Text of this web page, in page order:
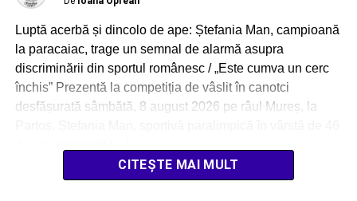
Luptă acerbă și dincolo de ape: Ștefania Man, campioană
la paracaiac, trage un semnal de alarmă asupra
discriminării din sportul românesc / „Este cumva un cerc
închis” Prezentă la competiția de vâslit în canotci
desfășurată sâmbătă, 8 august 2026 pe râul Mureș, la
CITEȘTE MAI MULT